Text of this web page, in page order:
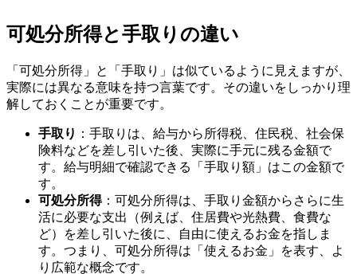
可処分所得と手取りの違い
「可処分所得」と「手取り」は似ているように見えますが、
実際には異なる意味を持つ言葉です。その違いをしっかり理
解しておくことが重要です。
手取り ：手取りは、給与から所得税、住民税、社会保
険料などを差し引いた後、実際に手元に残る金額で
す。給与明細で確認できる「手取り額」はこの金額で
す。
可処分所得：可処分所得は、手取り金額からさらに生
活に必要な支出（例えば、住居費や光熱費、食費な
ど）を差し引いた後に、自由に使えるお金を指しま
す。つまり、可処分所得は「使えるお金」を表す、よ
り広範な概念です。